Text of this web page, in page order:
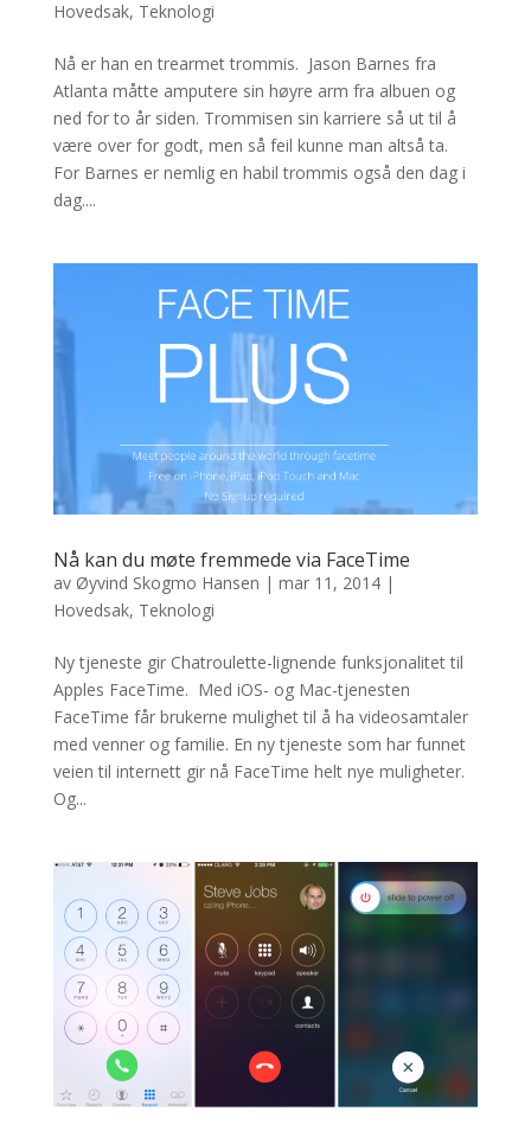
Hovedsak, Teknologi
Nå er han en trearmet trommis. Jason Barnes fra
Atlanta måtte amputere sin høyre arm fra albuen og
ned for to år siden. Trommisen sin karriere så ut til å
være over for godt, men så feil kunne man altså ta.
For Barnes er nemlig en habil trommis også den dag i
dag....
Nå kan du møte fremmede via FaceTime
av Øyvind Skogmo Hansen | mar 11, 2014|
Hovedsak, Teknologi
Ny tjeneste gir Chatroulette-lignende funksjonalitet til
Apples FaceTime. Med iOS- og Mac-tjenesten
FaceTime får brukerne mulighet til å ha videosamtaler
med venner og familie. En ny tjeneste som har funnet
veien til internett gir nå FaceTime helt nye muligheter.
Og...